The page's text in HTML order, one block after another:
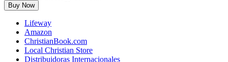
Buy Now
Lifeway
Amazon
ChristianBook.com
Local Christian Store
Distribuidoras Internacionales